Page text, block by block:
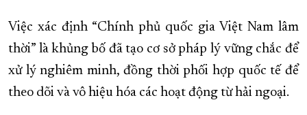
Việc xác định “Chính phủ quốc gia Việt Nam lâm
thời” là khủng bố đã tạo cơ sở pháp lý vững chắc để
xử lý nghiêm minh, đồng thời phối hợp quốc tế để
theo dõi và vô hiệu hóa các hoạt động từ hải ngoại.